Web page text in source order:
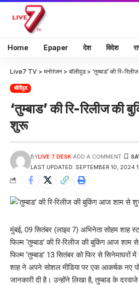
Home Epaper देश विदेश
Live7 TV > मनोरंजन > बॉलीवुड> ‘तुम्बाड’ की रि-
बॉलीवुड
‘तुम्बाड’ की रि-रिलीज की
शुरू
LAST UPDATED: SEPTEMBER 10, 2024
BYLIVE 7 DESK ADD A COMMENT
मुंबई, 09 सितंबर (लाइव 7) अभिनेता सोहम शाह
फिल्म ‘तुम्बाड’ की रि-रिलीज की बुकिंग आज शाम
फिल्म ‘तुम्बाड’ 13 सितंबर को फिर से
शाह ने अपने सोशल मीडिया पर एक आकर्षक नए
जानकारी दी है। उन्होंने लिखा है, तुम्बाड के